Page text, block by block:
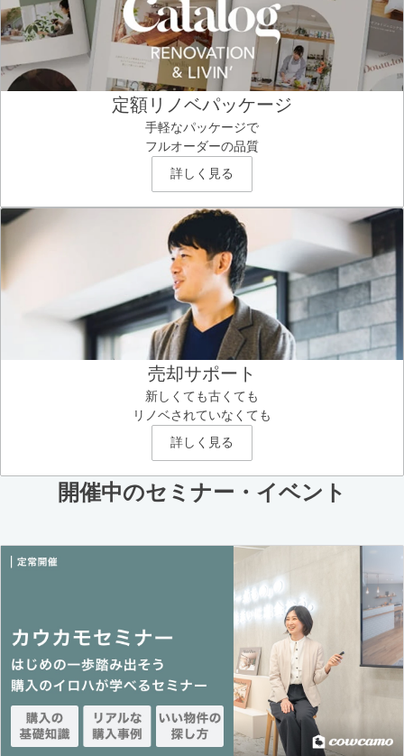
定額リノベパッケージ
手軽なパッケージで
フルオーダーの品質
詳しく見る
売却サポート
新しくても古くても
リノベされていなくても
詳しく見る
開催中のセミナー・イベント